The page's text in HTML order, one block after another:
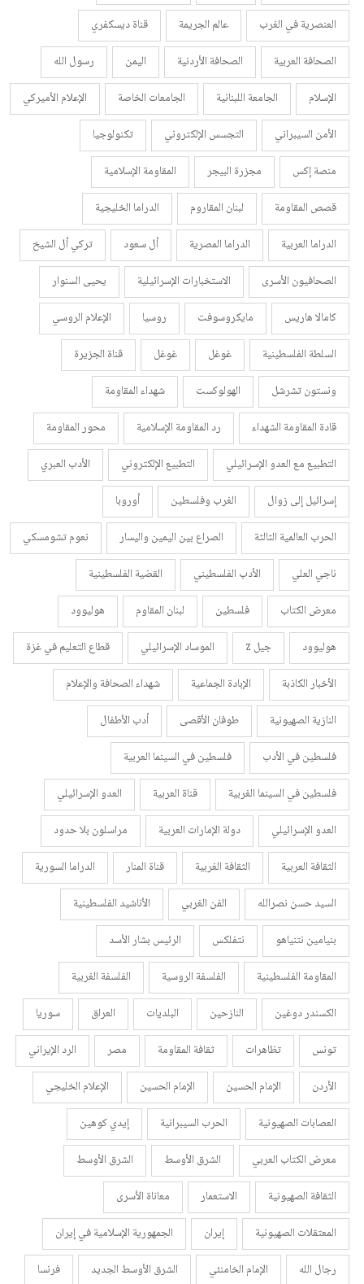
العنصرية في الغرب
عالم الجريمة
قناة ديسكفري
الصحافة العربية
الصحافة الأردنية اليمن
رسول الله
الإسلام
الجامعة اللبنانية الجامعات الخاصة
الإعلام الأميركي
الأمن السيبراني
التجسس الإلكتروني
تكنولوجيا
منصة إكس
مجزرة البيجر
المقاومة الإسلامية
قصص المقاومة
لبنان المقاروم
الدراما الخليجية
الدراما العربية
الدراما المصرية أل سعود
تركي أل الشيخ
الصحافيون الأسرى
الاستخبارات الإسرائيلية
يحيى السنوار
كامالا هاريس
مايكروسوفت روسيا
الإعلام الروسي
السلطة الفلسطينية
غوغل غوغل
قناة الجزيرة
ونستون تشرشل
الهولوكست
شهداء المقاومة
قادة المقاومة الشهداء
رد المقاومة الإسلامية
محور المقاومة
التطبيع مع العدو الإسرائيلي
التطبيع الإلكتروني
الأدب العبري
إسرائيل إلى زوال
الغرب وفلسطين
أوروبا
الحرب العالمية الثالثة
الصراع بين اليمين واليسار
نعوم تشومسكي
ناجي العلي
الأدب الفلسطيني
القضية الفلسطينية
معرض الكتاب
فلسطين لبنان المقاوم
هوليوود
هوليوود
جيل z الموساد الإسرائيلي
قطاع التعليم في غزة
الأخبار الكاذبة
الإبادة الجماعية
شهداء الصحافة والإعلام
النازية الصهيونية
طوفان الأقصى
أدب الأطفال
فلسطين في الأدب
فلسطين في السينما العربية
فلسطين في السينما الغربية
قناة العربية
العدو الإسرائيلي
العدو الإسرائيلي
دولة الإمارات العربية
مراسلون بلا حدود
الثقافة العربية
الثقافة الغربية قناة المنار
الدراما السورية
السيد حسن نصرالله
الفن الغربي
الأناشيد الفلسطينية
بنيامين نتنياهو
نتفلكس
الرئيس بشار الأسد
المقاومة الفلسطينية
الفلسفة الروسية
الفلسفة الغربية
الكسندر دوغين
النازحين البلديات العراق
سوريا
تونس
تظاهرات ثقافة المقاومة مصر
الرد الإيراني
الأردن
الإمام الحسين الإمام الحسين
الإعلام الخليجي
العصابات الصهيونية
الحرب السيبرانية
إيدي كوهين
معرض الكتاب العربي
الشرق الأوسط
الشرق الأوسط
الثقافة الصهيونية
الاستعمار
معاناة الأسرى
المعتقلات الصهيونية
إيران
الجمهورية الإسلامية في إيران
رجال الله
الإمام الخامنئي الشرق الأوسط الجديد
فرنسا